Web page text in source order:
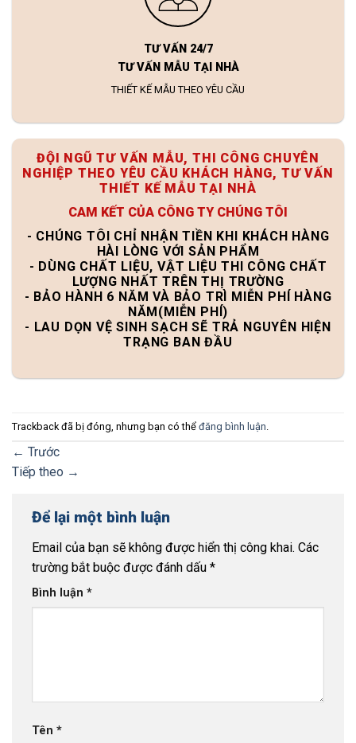
TƯ VẤN 24/7
TƯ VẤN MẪU TẠI NHÀ
THIẾT KẾ MẪU THEO YÊU CẦU
ĐỘI NGŨ TƯ VẤN MẪU, THI CÔNG CHUYÊN
NGHIỆP THEO YÊU CẦU KHÁCH HÀNG, TƯ VẤN
THIẾT KẾ MẪU TẠI NHÀ
CAM KẾT CỦA CÔNG TY CHÚNG TÔI
- CHÚNG TÔI CHỈ NHẬN TIỀN KHI KHÁCH HÀNG
HÀI LÒNG VỚI SẢN PHẨM
- DÙNG CHẤT LIỆU, VẬT LIỆU THI CÔNG CHẤT
LƯỢNG NHẤT TRÊN THỊ TRƯỜNG
- BẢO HÀNH 6 NĂM VÀ BẢO TRÌ MIỄN PHÍ HÀNG
NĂM(MIỄN PHÍ)
- LAU DỌN VỆ SINH SẠCH SẼ TRẢ NGUYÊN HIỆN
TRẠNG BAN ĐẦU
Trackback đã bị đóng, nhưng bạn có thể đăng bình luận
← Trước
Tiếp theo →
Để lại một bình luận
Email của bạn sẽ không được hiển thị công khai. Các
trường bắt buộc được đánh dấu *
Bình luận *
Tên *